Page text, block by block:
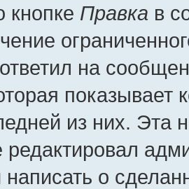
кнопке Правка в
на
показывает
из них. Эта
написать о